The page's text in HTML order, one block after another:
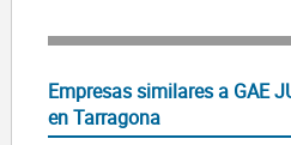
Empresas similares a GAE
en Tarragona